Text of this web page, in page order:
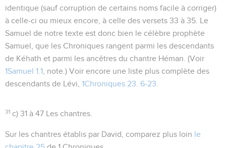
identique (sauf corruption de certains noms facile à corriger)
à celle-ci ou mieux encore, à celle des versets 33 à 35. Le
Samuel de notre texte est donc bien le célèbre prophète
Samuel, que les Chroniques rangent parmi les descendants
de Kéhath et parmi les ancêtres du chantre Héman. (Voir
1Samuel 1.1 , note.) Voir encore une liste plus complète des
descendants de Lévi, 1Chroniques 23. 6-23
31 c) 31 à 47 Les chantres.
Sur les chantres établis par David, comparez plus loin le